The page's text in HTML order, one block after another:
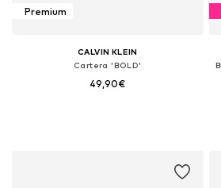
Premium
CALVIN KLEIN
Cartera 'BOLD'
49,90€